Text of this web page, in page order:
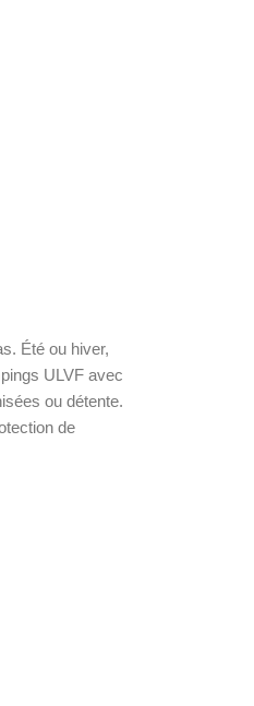
Été ou hiver,
ULVF avec
ou détente.
de